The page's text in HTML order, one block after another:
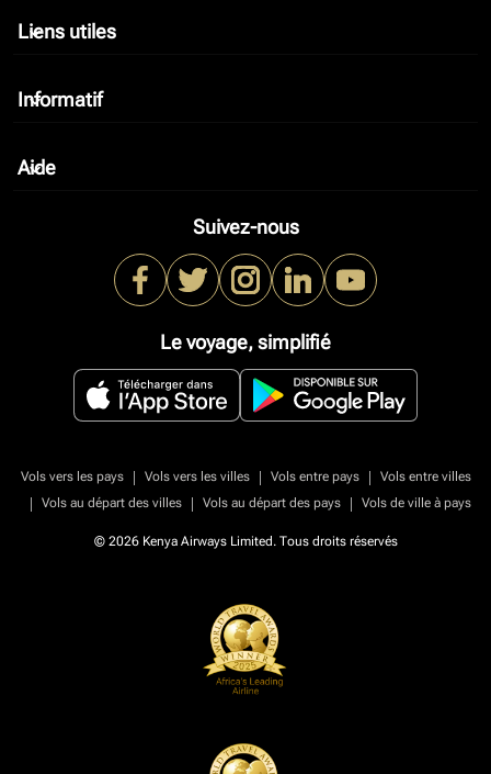
Liens utiles
keyboard_arrow_down
Informatif
keyboard_arrow_down
Aide
keyboard_arrow_down
Suivez-nous
Le voyage, simplifié
Vols vers les pays | Vols vers les villes | Vols entre pays |
Vols entre villes
|
Vols au départ des villes | Vols au départ des pays | Vols de ville à pays
© 2026 Kenya Airways Limited. Tous droits réservés